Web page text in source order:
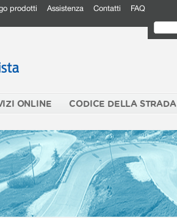
prodotti Assistenza Contatti FAQ
ONLINE CODICE DELLA STRADA